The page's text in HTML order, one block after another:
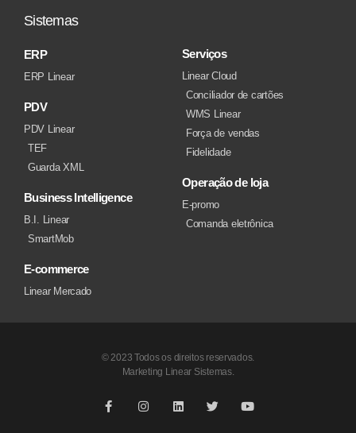
Sistemas
ERP
ERP Linear
PDV
PDV Linear
TEF
Guarda XML
Business Intelligence
B.I. Linear
SmartMob
E-commerce
Linear Mercado
Serviços
Linear Cloud
Conciliador de cartões
WMS Linear
Força de vendas
Fidelidade
Operação de loja
E-promo
Comanda eletrônica
© 2023 Todos os direitos reservados.
Marketing Linear Sistemas.